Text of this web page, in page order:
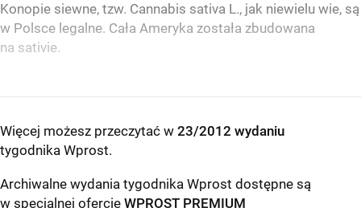
Konopie siewne, tzw. Cannabis sativa L., jak niewielu wie, są
w Polsce legalne. Cała Ameryka została zbudowana
na sativie.
Więcej możesz przeczytać w 23/2012 wydaniu
tygodnika Wprost.
Archiwalne wydania tygodnika Wprost dostępne są
w specjalnej ofercie WPROST PREMIUM